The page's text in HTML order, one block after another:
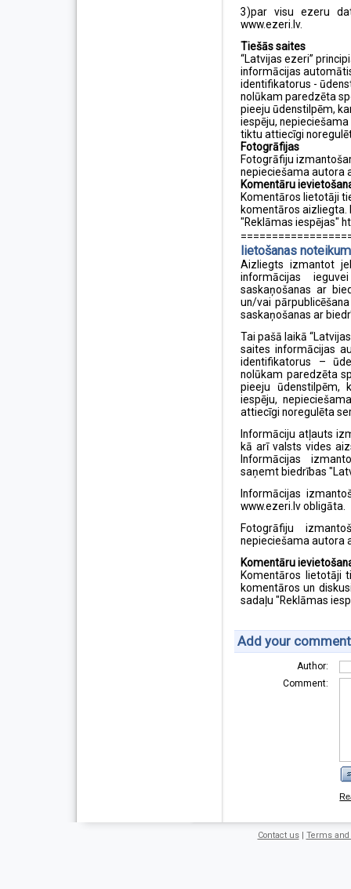
3)par visu ezeru
www.ezeri.lv.
Tiešās saites
“Latvijas ezeri”
informācijas
identifikatorus -
nolūkam paredzēta
pieeju ūdenstilpēm,
iespēju,
tiktu attiecīgi
Fotogrāfijas
Fotogrāfiju
nepieciešama autora
Komentāru
Komentāros lietotāji
komentāros
"Reklāmas iespējas"
lietošanas
Aizliegts izmantot
informācijas
saskaņošanas ar
un/vai
saskaņošanas ar
Tai pašā laikā
saites informācijas
identifikatorus –
nolūkam paredzēta
pieeju ūdenstilpēm,
iespēju,
attiecīgi noregulēta
Informāciju atļauts
kā arī valsts vides
Informācijas
saņemt biedrības
Informācijas
www.ezeri.lv obligāta.
Fotogrāfiju
nepieciešama autora
Komentāru
Komentāros lietotāji
komentāros un
sadaļu "Reklāmas
Add your
Author:
Comment:
Contact us| Terms